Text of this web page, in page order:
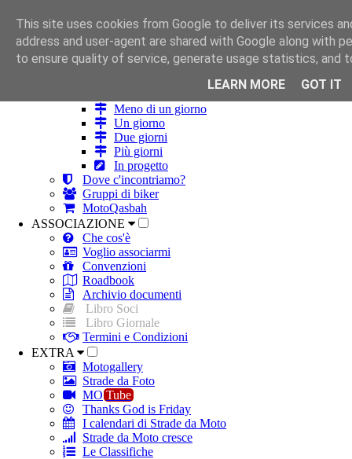
HOME
ROBA DA MOTO
Strade
Meno di un giorno
Un giorno
Due giorni
Più giorni
In progetto
Dove c'incontriamo?
Gruppi di biker
MotoQasbah
ASSOCIAZIONE
Che cos'è
Voglio associarmi
Convenzioni
Roadbook
Archivio documenti
Libro Soci
Libro Giornale
Termini e Condizioni
EXTRA
Motogallery
Strade da Foto
MO Tube
Thanks God is Friday
I calendari di Strade da Moto
Strade da Moto cresce
Le Classifiche
This site uses cookies from Google to deliver its services
address and user-agent are shared with Google along with
to ensure quality of service, generate usage statistics, and
LEARN MORE
GOT IT